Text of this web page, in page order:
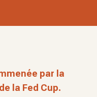
par la
la Fed Cup.